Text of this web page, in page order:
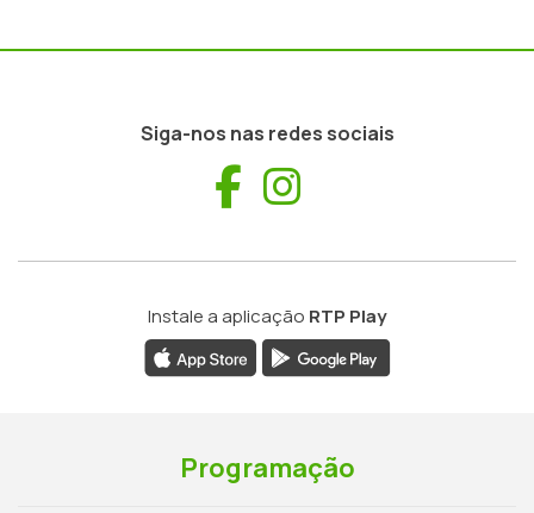
Siga-nos nas redes sociais
Facebook
Instale a aplicação RTP Play
Programação